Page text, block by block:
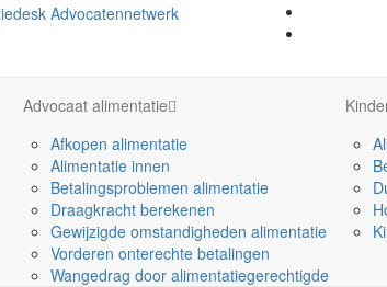
Advocaat alimentatie
Afkopen alimentatie
Alimentatie innen
Betalingsproblemen alimentatie
Draagkracht berekenen
Gewijzigde omstandigheden alimentatie
Vorderen onterechte betalingen
Wangedrag door alimentatiegerechtigde